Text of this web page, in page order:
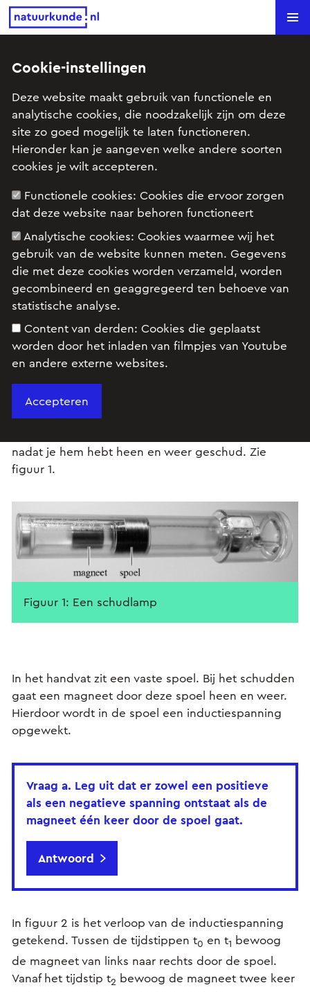
Natuurkunde.nl Search
Schudlamp (vwo
voorbeeldexamen 2016, opg. 2)
Onderwerp: Elektrisch veld en magnetisch veld, Inductie
en wisselstromen
Voorbeeldexamenopgave vwo 2016, opgave 2
nadat je hem hebt heen en weer geschud. Zie
figuur 1.
Figuur 1: Een schudlamp
In het handvat zit een vaste spoel. Bij het schudden
gaat een magneet door deze spoel heen en weer.
Hierdoor wordt in de spoel een inductiespanning
opgewekt.
Vraag a. Leg uit dat er zowel een positieve
als een negatieve spanning ontstaat als de
magneet één keer door de spoel gaat.
Antwoord
In figuur 2 is het verloop van de inductiespanning
getekend. Tussen de tijdstippen t0 en t1
bewoog
de magneet van links naar rechts door de spoel.
Vanaf het tijdstip t2 bewoog de magneet twee keer
Cookie-instellingen
Deze website maakt gebruik van functionele en
analytische cookies, die noodzakelijk zijn om deze
site zo goed mogelijk te laten functioneren.
Hieronder kan je aangeven welke andere soorten
cookies je wilt accepteren.
Functionele cookies: Cookies die ervoor zorgen
dat deze website naar behoren functioneert
Analytische cookies: Cookies waarmee wij het
gebruik van de website kunnen meten. Gegevens
die met deze cookies worden verzameld, worden
gecombineerd en geaggregeerd ten behoeve van
statistische analyse.
Content van derden: Cookies die geplaatst
worden door het inladen van filmpjes van Youtube
en andere externe websites.